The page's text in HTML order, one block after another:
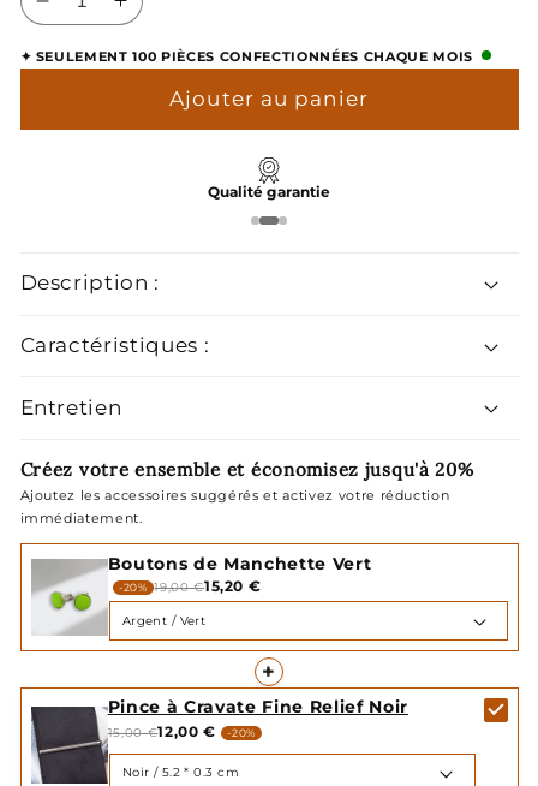
Réduire
quantité
Boutons
Augmenter
quantité
Boutons
✦ SEULEMENT 100 PIÈCES CONFECTIONNÉES CHAQUE MOIS
Ajouter au panier
Qualité garantie
Description :
Caractéristiques :
Entretien
Créez votre ensemble et économisez jusqu'à 20%
Ajoutez les accessoires suggérés et activez votre réduction
immédiatement.
Boutons de Manchette Vert
-20% 19,00 €15,20 €
+
Pince à Cravate Fine Relief Noir
15,00 €12,00 € -20%